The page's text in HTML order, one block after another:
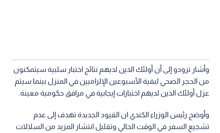
وأشار ترودو إلى أن أولئك الذين لديهم نتائج اختبار سلبية سيتمكنون
من الحجر الصحي لبقية الأسبوعين الإلزاميين في المنزل بينما سيتم
عزل أولئك الذين لديهم اختبارات إيجابية في مرافق حكومية معينة.
وأوضح رئيس الوزراء الكندي ان القيود الجديدة تهدف إلى عدم
تشجيع السفر في الوقت الحالي وتقليل انتشار المزيد من السلالات